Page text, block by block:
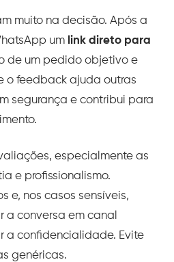
muito na decisão. Após a
um link direto para
de um pedido objetivo e
o feedback ajuda outras
segurança e contribui para
especialmente as
e profissionalismo.
e, nos casos sensíveis,
a conversa em canal
a confidencialidade. Evite
genéricas.